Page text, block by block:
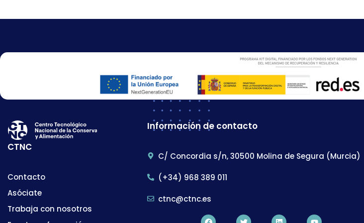
CTNC
Contacto
Asóciate
Trabaja con nosotros
Información de contacto
C/ Concordia s/n, 30500 Molina de Segura (Murcia)
(+34) 968 389 011
ctnc@ctnc.es